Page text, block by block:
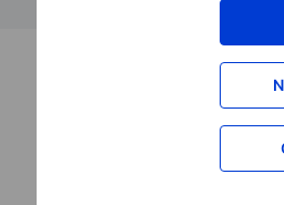
Prévisions chocs
Une entreprise du
Fortune 500 nomme
d’intelligence
directeur général.